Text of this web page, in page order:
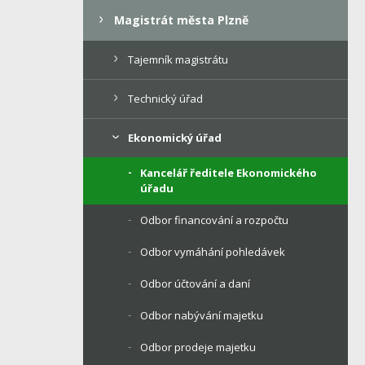
Magistrát města Plzně
Tajemník magistrátu
Technický úřad
Ekonomický úřad
Kancelář ředitele Ekonomického
úřadu
Odbor financování a rozpočtu
Odbor vymáhání pohledávek
Odbor účtování a daní
Odbor nabývání majetku
Odbor prodeje majetku